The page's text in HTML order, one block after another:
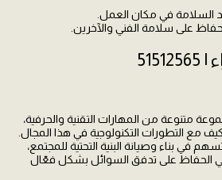
السلامة في مكان العمل.
للحفاظ على سلامة الفني والآخرين.
متنوعة من المهارات التقنية والحرفية،
مع التطورات التكنولوجية في هذا المجال.
في بناء وصيانة البنية التحتية للمجتمع،
الحفاظ على تدفق السوائل بشكل فعّال